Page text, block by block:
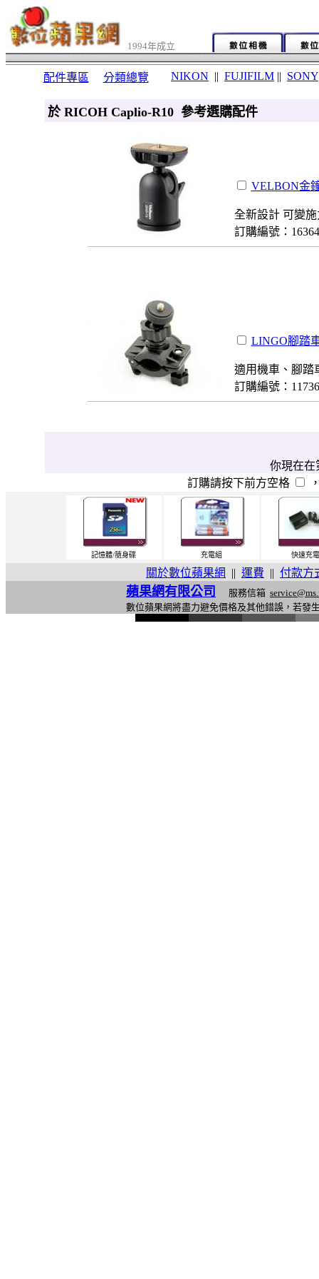
1994年成立
配件專區 分類總覽 NIKON || FUJIFILM || SONY
於 RICOH Caplio-R10 參考選購配件
VELBON金
全新設計 可變
訂購編號：
LINGO腳踏
適用機車、腳踏
訂購編號：
你現在在
訂購請按下前方空格
記憶體/隨身碟 充電組 快速充
關於數位蘋果網 || 運費 || 付款方
蘋果網有限公司 服務信箱
數位蘋果網將盡力避免價格及其他錯誤，若發